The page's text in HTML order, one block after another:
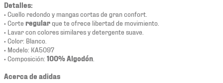
Detalles:
• Cuello redondo y mangas cortas de gran confort.
• Corte regularque te ofrece libertad de movimiento.
• Lavar con colores similares y detergente suave.
• Color: Blanco.
• Modelo: KA5097
• Composición: 100% Algodón
Acerca de adidas